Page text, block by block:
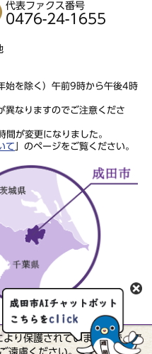
代表ファクス番号
0476-24-1655
始を除く）午前9時から午後4時
異なりますのでご注意くださ
が変更になりました。
て 」のページをご覧ください。
り保護されていますので、無
遠慮ください。